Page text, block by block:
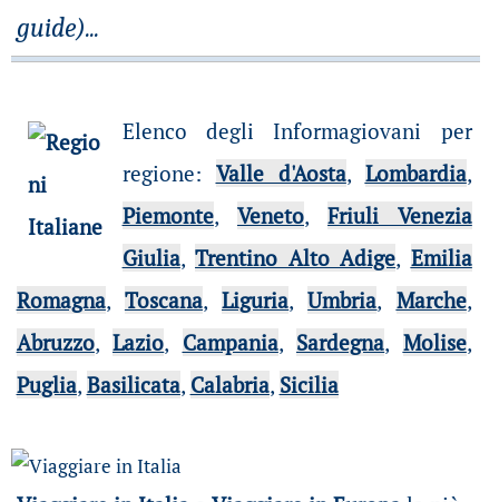
guide)...
Elenco degli Informagiovani per
regione: Valle d'Aosta, Lombardia,
Piemonte, Veneto,Friuli Venezia
Giulia,Trentino Alto Adige, Emilia
Romagna, Toscana,Liguria,Umbria, Marche,
Abruzzo,Lazio, Campania, Sardegna, Molise,
Puglia, Basilicata, Calabria, Sicilia